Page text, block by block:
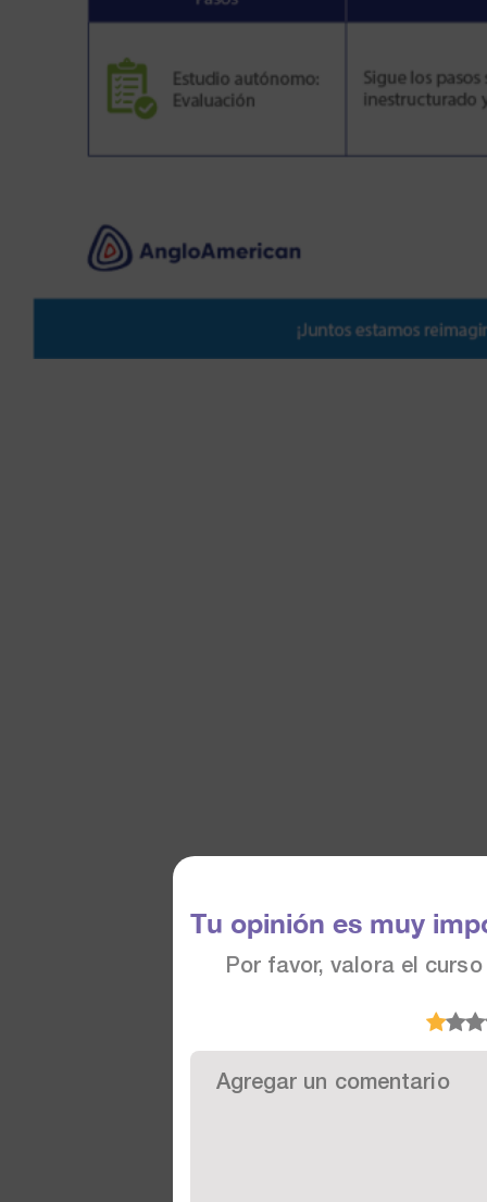
Tu opinión es muy
Por favor, valora el